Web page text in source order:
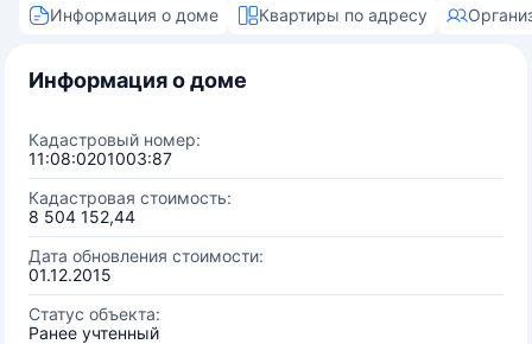
Информация о доме Квартиры по адресу
Информация о доме
Кадастровый номер:
11:08:0201003:87
Кадастровая стоимость:
8 504 152,44
Дата обновления стоимости:
01.12.2015
Статус объекта:
Ранее учтенный